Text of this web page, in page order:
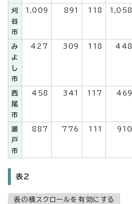
刈
谷
市
1,009 891 118 1,058
み
よ
し
市
427 309 118 448
西
尾
市
458 341 117 469
瀬
戸
市
887 776 111 910
表2
表の横スクロールを有効にする